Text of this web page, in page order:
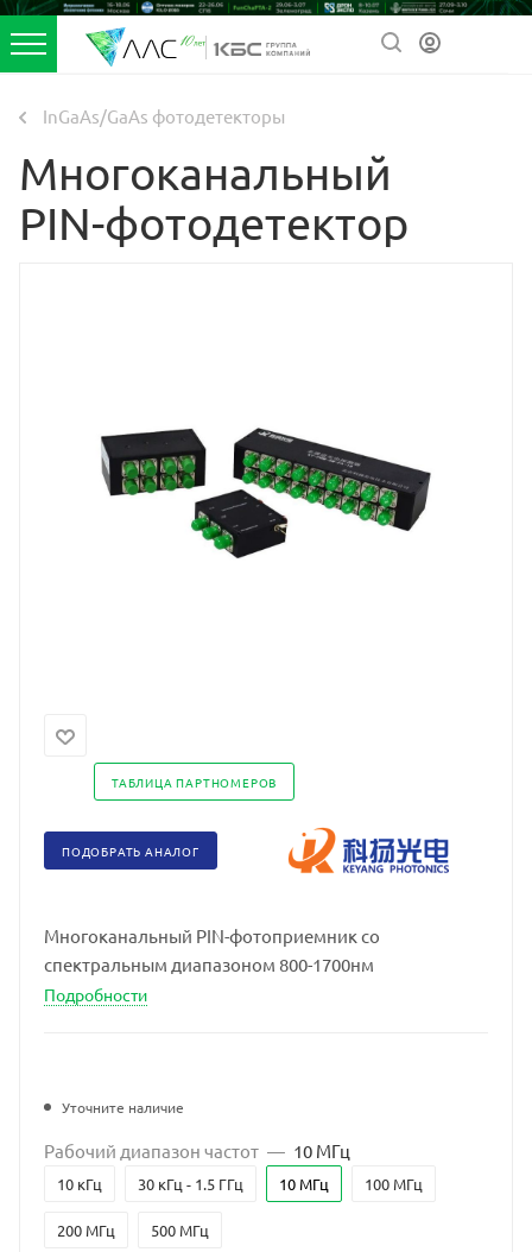
InGaAs/GaAs фотодетекторы
Многоканальный
PIN-фотодетектор
ТАБЛИЦА ПАРТНОМЕРОВ
ПОДОБРАТЬ АНАЛОГ
Многоканальный PIN-фотоприемник со
спектральным диапазоном 800-1700нм
Подробности
Уточните наличие
Рабочий диапазон частот — 10 МГц
10 кГц 30 кГц - 1.5 ГГц 10 МГц 100 МГц
200 МГц 500 МГц